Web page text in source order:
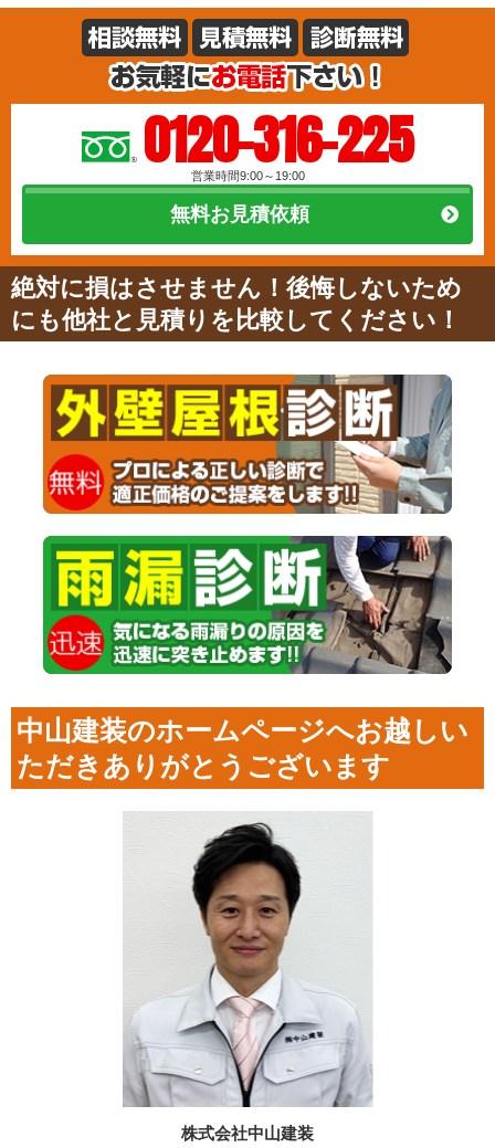
0120-316-225
営業時間9:00～19:00
無料お見積依頼
絶対に損はさせません！後悔しないため
にも他社と見積りを比較してください！
中山建装のホームページへお越しい
ただきありがとうございます
株式会社中山建装